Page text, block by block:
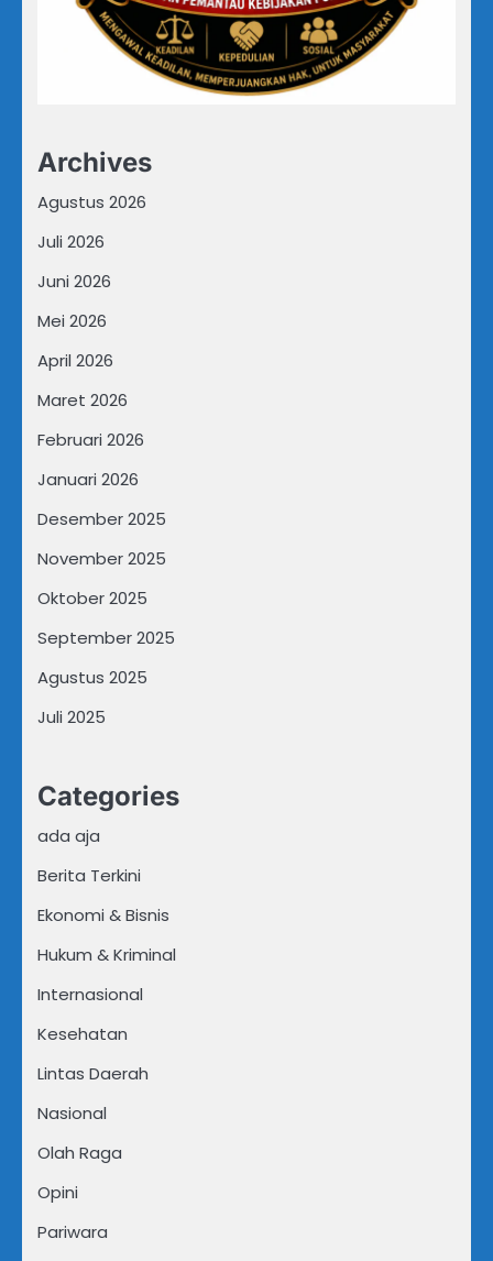
Archives
Agustus 2026
Juli 2026
Juni 2026
Mei 2026
April 2026
Maret 2026
Februari 2026
Januari 2026
Desember 2025
November 2025
Oktober 2025
September 2025
Agustus 2025
Juli 2025
Categories
ada aja
Berita Terkini
Ekonomi & Bisnis
Hukum & Kriminal
Internasional
Kesehatan
Lintas Daerah
Nasional
Olah Raga
Opini
Pariwara